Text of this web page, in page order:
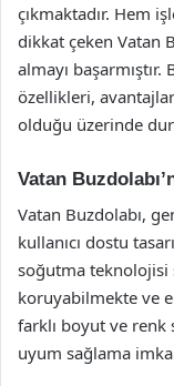
çıkmaktadır. Hem
dikkat çeken Vatan
almayı başarmıştır.
özellikleri,
olduğu üzerinde
Vatan
Vatan Buzdolabı,
kullanıcı dostu
soğutma teknolojisi
koruyabilmekte ve
farklı boyut ve
uyum sağlama